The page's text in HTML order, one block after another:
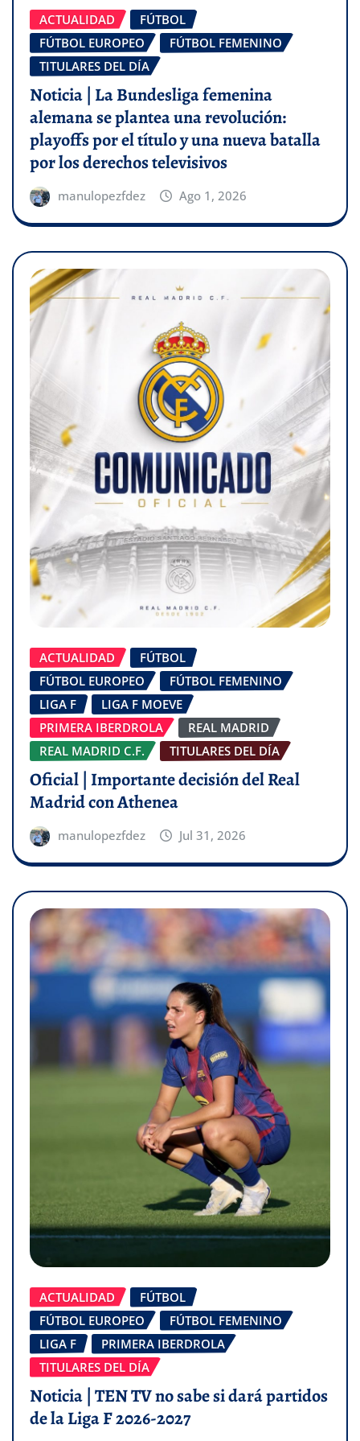
ACTUALIDAD
FÚTBOL
FÚTBOL EUROPEO
FÚTBOL FEMENINO
TITULARES DEL DÍA
Noticia | La Bundesliga femenina
alemana se plantea una revolución:
playoffs por el título y una nueva batalla
por los derechos televisivos
manulopezfdez Ago 1, 2026
ACTUALIDAD
FÚTBOL
FÚTBOL EUROPEO
FÚTBOL FEMENINO
LIGA F
LIGA F MOEVE
PRIMERA IBERDROLA
REAL MADRID
REAL MADRID C.F.
TITULARES DEL DÍA
Oficial | Importante decisión del Real
Madrid con Athenea
manulopezfdez Jul 31, 2026
ACTUALIDAD
FÚTBOL
FÚTBOL EUROPEO
FÚTBOL FEMENINO
LIGA F
PRIMERA IBERDROLA
TITULARES DEL DÍA
Noticia | TEN TV no sabe si dará partidos
de la Liga F 2026-2027